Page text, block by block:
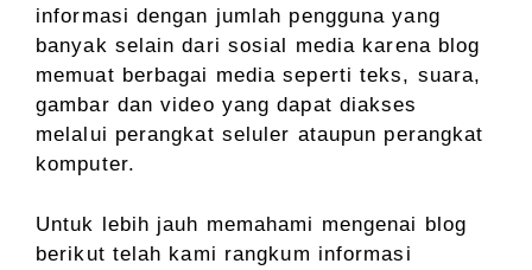
informasi dengan jumlah pengguna yang
banyak selain dari sosial media karena blog
memuat berbagai media seperti teks, suara,
gambar dan video yang dapat diakses
melalui perangkat seluler ataupun perangkat
komputer.
Untuk lebih jauh memahami mengenai blog
berikut telah kami rangkum informasi